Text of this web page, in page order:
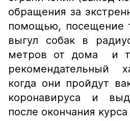
обращения за
помощью, посещение
выгул собак в
метров от дома и
рекомендательный
когда они пройдут
коронавируса и
после окончания